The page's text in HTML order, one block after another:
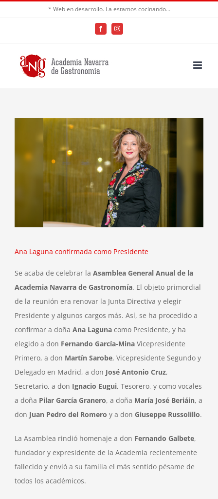
* Web en desarrollo. La estamos cocinando...
FacebookInstagram
más
Ana Laguna confirmada como Presidente
Se acaba de celebrar la Asamblea General Anual de la
Academia Navarra de Gastronomía. El objeto primordial
de la reunión era renovar la Junta Directiva y elegir
Presidente y algunos cargos más. Así, se ha procedido a
confirmar a doña Ana Laguna como Presidente, y ha
elegido a don Fernando García-Mina Vicepresidente
Primero, a don Martín Sarobe, Vicepresidente Segundo y
Delegado en Madrid, a don José Antonio Cruz,
Secretario, a don Ignacio Eugui, Tesorero, y como vocales
a doña Pilar García Granero, a doña María José Beriáin, a
don Juan Pedro del Romero y a don Giuseppe Russolillo.
La Asamblea rindió homenaje a don Fernando Galbete,
fundador y expresidente de la Academia recientemente
fallecido y envió a su familia el más sentido pésame de
todos los académicos.